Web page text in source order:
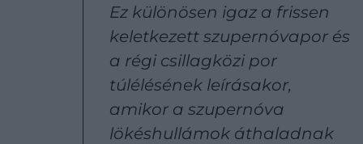
Ez különösen igaz a frissen
keletkezett szupernóvapor és
a régi csillagközi por
túlélésének leírásakor,
amikor a szupernóva
lökéshullámok áthaladnak